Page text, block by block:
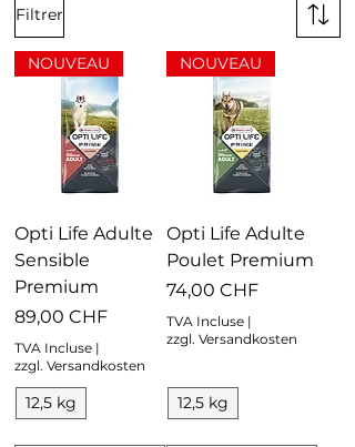
Filtrer
NOUVEAU
Opti Life Adulte
Sensible
Premium
Prix
89,00 CHF
TVA Incluse |
zzgl. Versandkosten
12,5 kg
NOUVEAU
Opti Life Adulte
Poulet Premium
Prix
74,00 CHF
TVA Incluse |
zzgl. Versandkosten
12,5 kg